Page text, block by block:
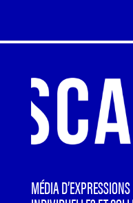
MÉDIA D’EXPRESSIONS